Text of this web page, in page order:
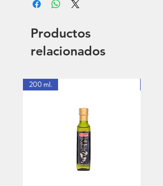
Productos
relacionados
200 ml.